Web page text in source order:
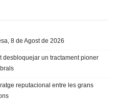
8 de Agost de 2026
desbloquejar un tractament pioner
reputacional entre les grans